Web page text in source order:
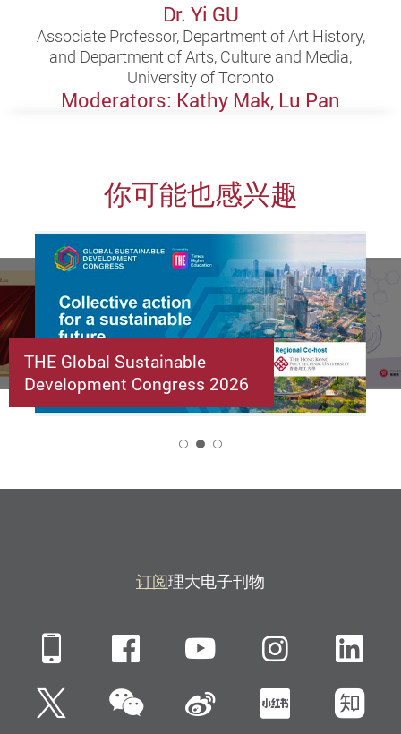
Dr. Yi GU
Associate Professor, Department of Art History,
and Department of Arts, Culture and Media,
University of Toronto
Moderators: Kathy Mak, Lu Pan
你可能也感兴趣
THE Global Sustainable
Development Congress 2026
订阅理大电子刊物
Mobile FacebookYouTube
Twitter微信 新浪微博小红书知